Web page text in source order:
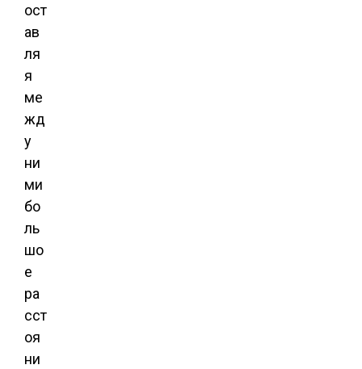
ост
ав
ля
я
ме
жд
у
ни
ми
бо
ль
шо
е
ра
сст
оя
ни